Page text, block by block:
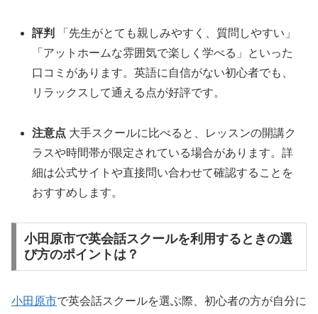
評判
「先生がとても親しみやすく、質問しやすい」
「アットホームな雰囲気で楽しく学べる」といった
口コミがあります。英語に自信がない初心者でも、
リラックスして通える点が好評です。
注意点 大手スクールに比べると、レッスンの開講ク
ラスや時間帯が限定されている場合があります。詳
細は公式サイトや直接問い合わせて確認することを
おすすめします。
小田原市で英会話スクールを利用するときの選
び方のポイントは？
小田原市で英会話スクールを選ぶ際、初心者の方が自分に